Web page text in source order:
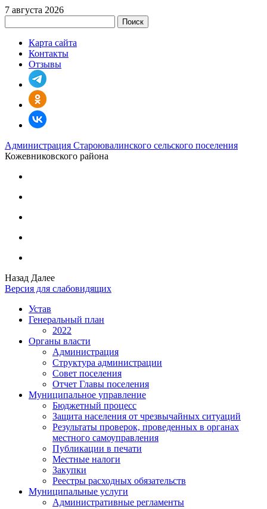
7 августа 2026
Поиск
Карта сайта
Контакты
Отзывы
Администрация Староювалинского сельского поселения
Кожевниковского района
Назад Далее
Версия для слабовидящих
Устав
Генеральный план
2022
Органы власти
Администрация
Структура администрации
Совет поселения
Отчет Главы поселения
Муниципальное управление
Бюджетный процесс
Защита населения от чрезвычайных ситуаций
Результаты проверок, проведенных в органах
местного самоуправления
Публикации в печати
Местные налоги
Закупки
Реестры расходных обязательств
Муниципальные услуги
Административные регламенты